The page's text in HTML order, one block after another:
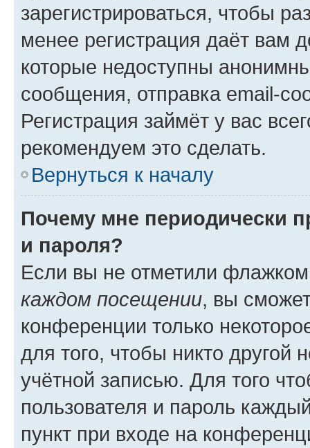
зарегистрироваться, чтобы
менее регистрация даёт вам
которые недоступны
сообщения, отправка email-
Регистрация займёт у вас
рекомендуем это сделать.
Вернуться к началу
Почему мне периодически
и пароля?
Если вы не отметили
каждом посещении, вы
конференции только
для того, чтобы никто другой
учётной записью. Для того
пользователя и пароль
пункт при входе на